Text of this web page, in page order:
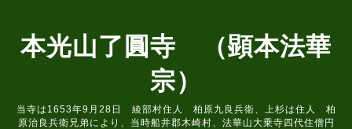
本光山了圓寺 （顕本法華
宗）
当寺は1653年9月28日 綾部村住人 柏原九良兵衛、上杉は住人 柏
原治良兵衛兄弟により、当時船井郡木崎村、法華山大乗寺四代住僧円